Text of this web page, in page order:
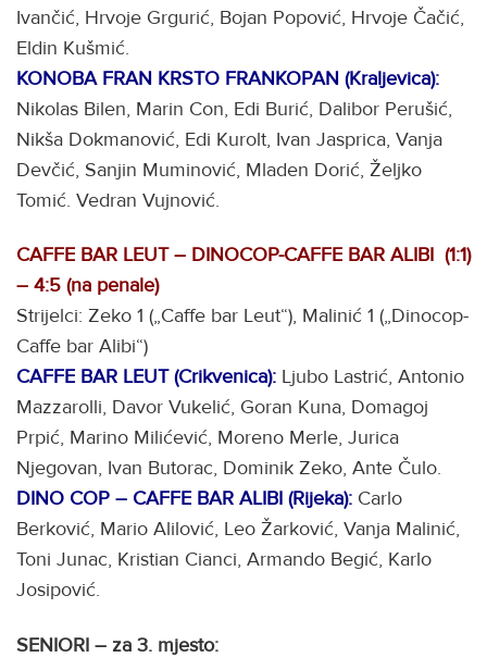
Ivančić, Hrvoje Grgurić, Bojan Popović, Hrvoje Čačić,
Eldin Kušmić.
KONOBA FRAN KRSTO FRANKOPAN (Kraljevica):
Nikolas Bilen, Marin Con, Edi Burić, Dalibor Perušić,
Nikša Dokmanović, Edi Kurolt, Ivan Jasprica, Vanja
Devčić, Sanjin Muminović, Mladen Dorić, Željko
Tomić. Vedran Vujnović.
CAFFE BAR LEUT – DINOCOP-CAFFE BAR ALIBI (1:1)
– 4:5 (na penale)
Strijelci: Zeko 1 („Caffe bar Leut“), Malinić 1 („Dinocop-
Caffe bar Alibi“)
CAFFE BAR LEUT (Crikvenica): Ljubo Lastrić, Antonio
Mazzarolli, Davor Vukelić, Goran Kuna, Domagoj
Prpić, Marino Milićević, Moreno Merle, Jurica
Njegovan, Ivan Butorac, Dominik Zeko, Ante Čulo.
DINO COP – CAFFE BAR ALIBI (Rijeka): Carlo
Berković, Mario Alilović, Leo Žarković, Vanja Malinić,
Toni Junac, Kristian Cianci, Armando Begić, Karlo
Josipović.
SENIORI – za 3. mjesto: